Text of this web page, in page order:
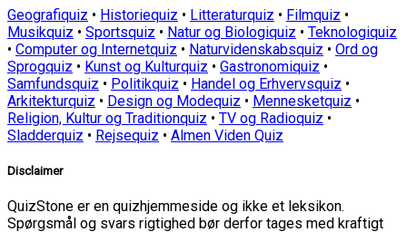
Geografiquiz • Historiequiz • Litteraturquiz • Filmquiz •
Musikquiz • Sportsquiz • Natur og Biologiquiz • Teknologiquiz
• Computer og Internetquiz • Naturvidenskabsquiz • Ord og
Sprogquiz • Kunst og Kulturquiz • Gastronomiquiz •
Samfundsquiz • Politikquiz • Handel og Erhvervsquiz •
Arkitekturquiz • Design og Modequiz • Mennesketquiz •
Religion, Kultur og Traditionquiz • TV og Radioquiz •
Sladderquiz • Rejsequiz • Almen Viden Quiz
Disclaimer
QuizStone er en quizhjemmeside og ikke et leksikon.
Spørgsmål og svars rigtighed bør derfor tages med kraftigt